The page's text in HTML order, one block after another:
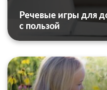
Речевые игры для
с пользой